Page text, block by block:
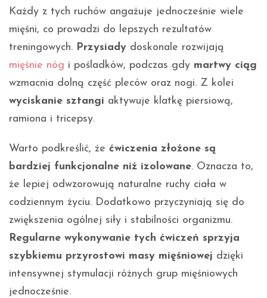
Każdy z tych ruchów angażuje jednocześnie wiele
mięśni, co prowadzi do lepszych rezultatów
treningowych. Przysiady doskonale rozwijają
mięśnie nóg i pośladków, podczas gdy martwy ciąg
wzmacnia dolną część pleców oraz nogi. Z kolei
wyciskanie sztangi aktywuje klatkę piersiową,
ramiona i tricepsy.
Warto podkreślić, że ćwiczenia złożone są
bardziej funkcjonalne niż izolowane. Oznacza to,
że lepiej odwzorowują naturalne ruchy ciała w
codziennym życiu. Dodatkowo przyczyniają się do
zwiększenia ogólnej siły i stabilności organizmu.
Regularne wykonywanie tych ćwiczeń sprzyja
szybkiemu przyrostowi masy mięśniowej dzięki
intensywnej stymulacji różnych grup mięśniowych
jednocześnie.